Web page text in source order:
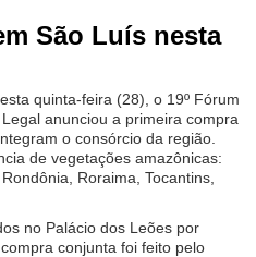
São Luís nesta
quinta-feira (28), o 19º Fórum
anunciou a primeira compra
o consórcio da região.
de vegetações amazônicas:
Roraima, Tocantins,
no Palácio dos Leões por
conjunta foi feito pelo